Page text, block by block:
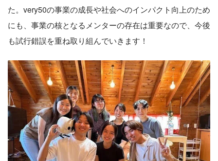
た。very50の事業の成長や社会へのインパクト向上のため
にも、事業の核となるメンターの存在は重要なので、今後
も試行錯誤を重ね取り組んでいきます！